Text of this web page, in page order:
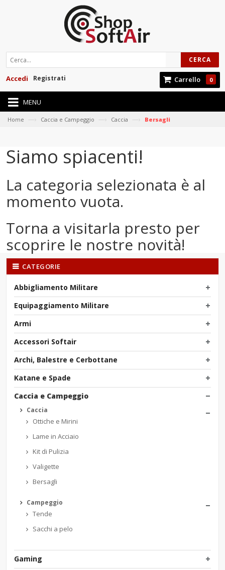
CERCA
Carrello 0
Registrati
Accedi
MENU
Home —› Caccia e Campeggio —› Caccia —› Bersagli
Siamo spiacenti!
La categoria selezionata è al
momento vuota.
Torna a visitarla presto per
scoprire le nostre novità!
CATEGORIE
Abbigliamento Militare
Equipaggiamento Militare
Armi
Accessori Softair
Archi, Balestre e Cerbottane
Katane e Spade
Caccia e Campeggio
Caccia
Ottiche e Mirini
Lame in Acciaio
Kit di Pulizia
Valigette
Bersagli
Campeggio
Tende
Sacchi a pelo
Gaming